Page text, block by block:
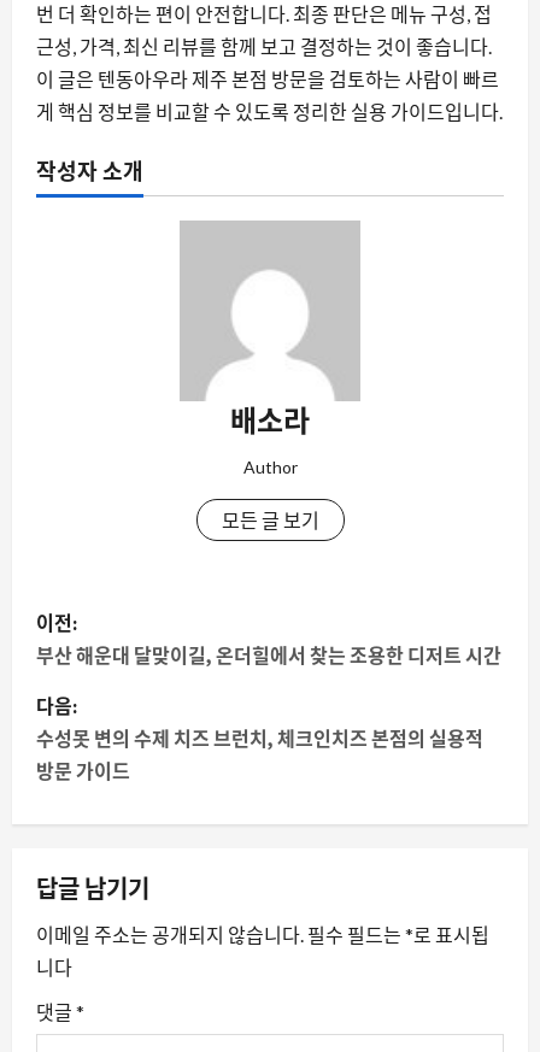
번 더 확인하는 편이 안전합니다. 최종 판단은 메뉴 구성, 접
근성, 가격, 최신 리뷰를 함께 보고 결정하는 것이 좋습니다.
이 글은 텐동아우라 제주 본점 방문을 검토하는 사람이 빠르
게 핵심 정보를 비교할 수 있도록 정리한 실용 가이드입니다.
작성자 소개
배소라
Author
모든 글 보기
게
시
물
내
비
게
이
션
이전:
부산 해운대 달맞이길, 온더힐에서 찾는 조용한 디저트 시간
다음:
수성못 변의 수제 치즈 브런치, 체크인치즈 본점의 실용적
방문 가이드
답글 남기기
이메일 주소는 공개되지 않습니다. 필수 필드는 *로 표시됩
니다
댓글 *